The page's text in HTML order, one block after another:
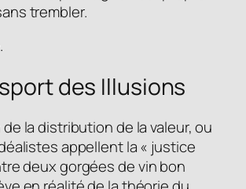
trembler.
des Illusions
la distribution de la valeur, ou
appellent la « justice
deux gorgées de vin bon